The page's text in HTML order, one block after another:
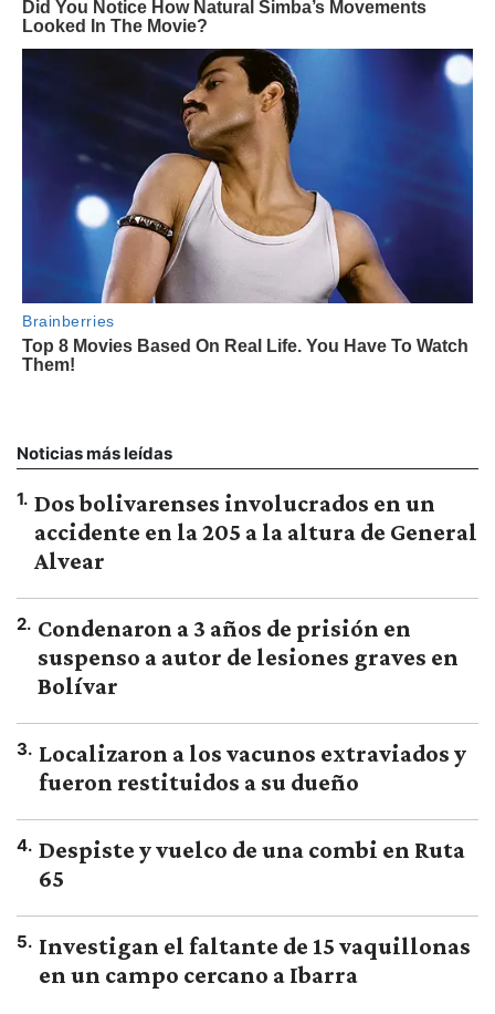
Noticias más leídas
1. Dos bolivarenses involucrados en un
accidente en la 205 a la altura de General
Alvear
2. Condenaron a 3 años de prisión en
suspenso a autor de lesiones graves en
Bolívar
3. Localizaron a los vacunos extraviados y
fueron restituidos a su dueño
4. Despiste y vuelco de una combi en Ruta
65
5. Investigan el faltante de 15 vaquillonas
en un campo cercano a Ibarra